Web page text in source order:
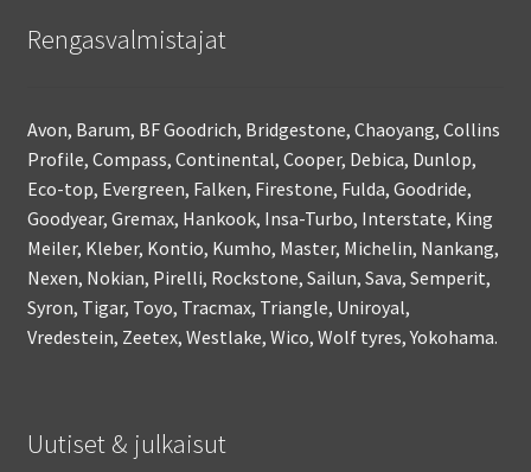
Rengasvalmistajat
Avon, Barum, BF Goodrich, Bridgestone, Chaoyang, Collins
Profile, Compass, Continental, Cooper, Debica, Dunlop,
Eco-top, Evergreen, Falken, Firestone, Fulda, Goodride,
Goodyear, Gremax, Hankook, Insa-Turbo, Interstate, King
Meiler, Kleber, Kontio, Kumho, Master, Michelin, Nankang,
Nexen, Nokian, Pirelli, Rockstone, Sailun, Sava, Semperit,
Syron, Tigar, Toyo, Tracmax, Triangle, Uniroyal,
Vredestein, Zeetex, Westlake, Wico, Wolf tyres, Yokohama.
Uutiset & julkaisut